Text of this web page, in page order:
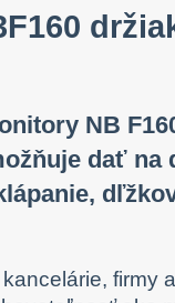
NB
dať na
firmy